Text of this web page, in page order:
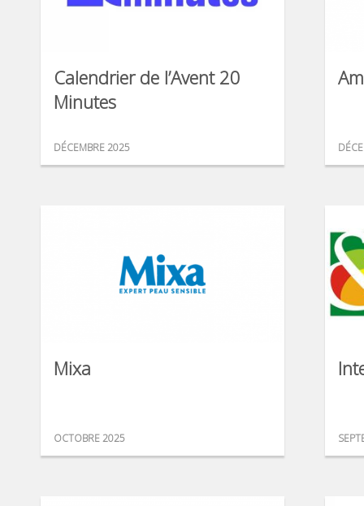
Calendrier de l’Avent 20
Minutes
DÉCEMBRE 2025
Mixa
OCTOBRE 2025